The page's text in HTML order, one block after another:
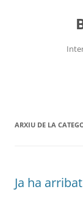
ARXIU DE LA
Ja ha